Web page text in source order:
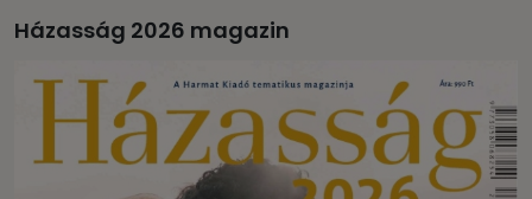
Házasság 2026 magazin